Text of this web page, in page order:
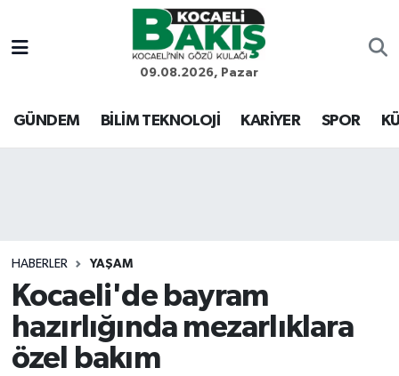
09.08.2026, Pazar
GÜNDEM BİLİM TEKNOLOJİ KARİYER SPOR
HABERLER YAŞAM
Kocaeli'de bayram
hazırlığında mezarlıklara
özel bakım
Kocaeli Nöbetçi Eczaneler
Kocaeli Hava Durumu
Son Dakika Haberleri
Haber Arşivi